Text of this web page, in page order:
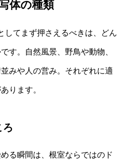
体の種類
してまず押さえるべきは、どん
す。自然風景、野鳥や動物、
みや人の営み。それぞれに適
ります。
ろ
る瞬間は、根室ならではのド